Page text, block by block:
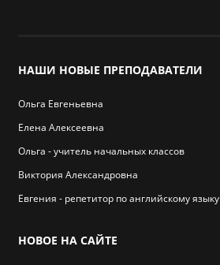
НАШИ НОВЫЕ ПРЕПОДАВАТЕЛИ
Ольга Евгеньевна
Елена Алексеевна
Ольга - учитель начальных классов
Виктория Александровна
Евгения - репетитор по английскому языку
НОВОЕ НА САЙТЕ